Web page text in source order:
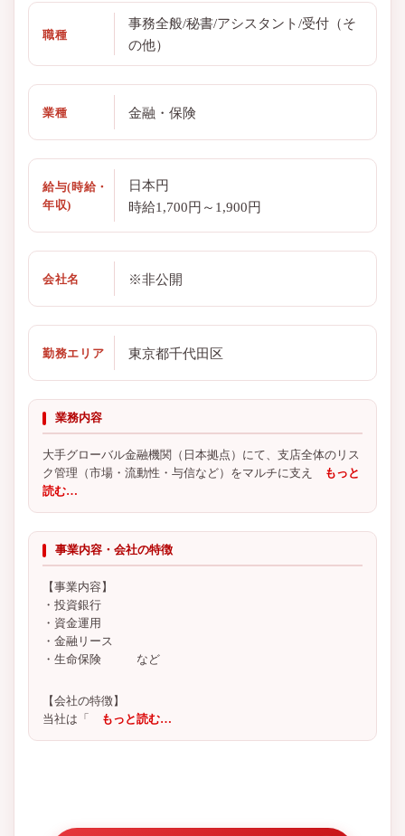
職種
事務全般/秘書/アシスタント/受付（そ
の他）
業種 金融・保険
給与(時給・
年収)
日本円
時給1,700円～1,900円
会社名 ※非公開
勤務エリア 東京都千代田区
業務内容
大手グローバル金融機関（日本拠点）にて、支店全体のリス
ク管理（市場・流動性・与信など）をマルチに支え
もっと
読む…
事業内容・会社の特徴
【事業内容】
・投資銀行
・資金運用
・金融リース
・生命保険 など
【会社の特徴】
当社は「
もっと読む…